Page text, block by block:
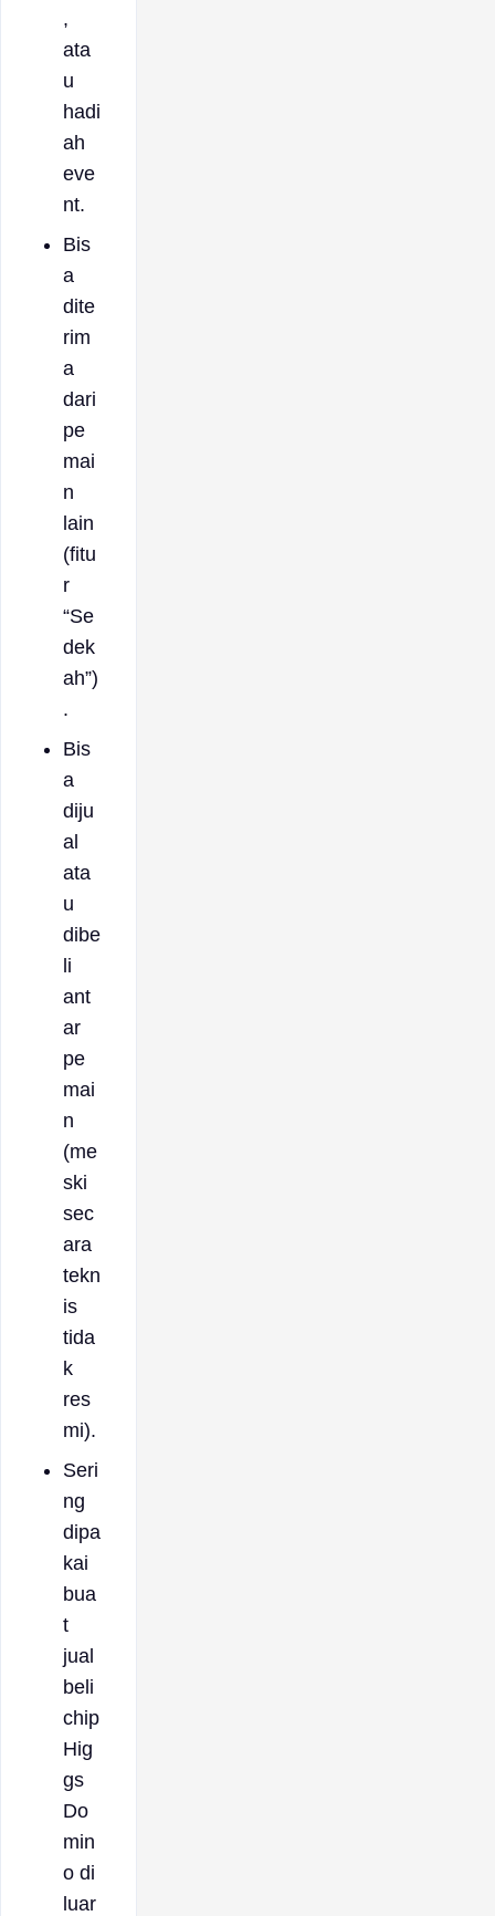
,
ata
u
hadi
ah
eve
nt.
Bis
a
dite
rim
a
dari
pe
mai
n
lain
(fitu
r
“Se
dek
ah”)
.
Bis
a
diju
al
ata
u
dibe
li
ant
ar
pe
mai
n
(me
ski
sec
ara
tekn
is
tida
k
res
mi).
Seri
ng
dipa
kai
bua
t
jual
beli
chip
Hig
gs
Do
min
o di
luar